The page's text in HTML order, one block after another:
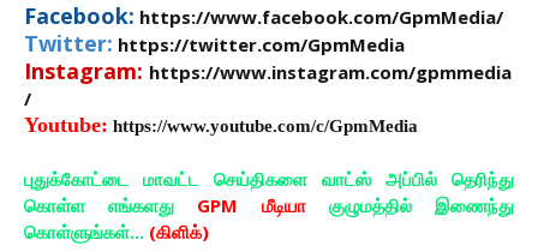
Facebook: https://www.facebook.com/GpmMedia/
Twitter: https://twitter.com/GpmMedia
Instagram: https://www.instagram.com/gpmmedia
/
Youtube: https://www.youtube.com/c/GpmMedia
புதுக்கோட்டை மாவட்ட செய்திகளை வாட்ஸ் அப்பில் தெரிந்து
கொள்ள எங்களது GPM மீடியாகுழுமத்தில் இணைந்து
கொள்ளுங்கள்... (கிளிக்)